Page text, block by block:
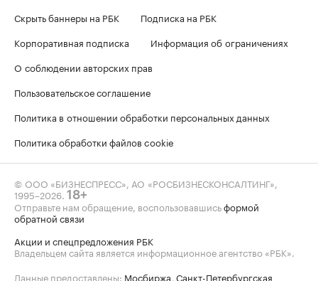
Скрыть баннеры на РБК
Подписка на РБК
Корпоративная подписка
Информация об ограничениях
О соблюдении авторских прав
Пользовательское соглашение
Политика в отношении обработки персональных данных
Политика обработки файлов cookie
© ООО «БИЗНЕСПРЕСС», АО «РОСБИЗНЕСКОНСАЛТИНГ»,
1995–2026 18+
Отправьте нам обращение, воспользовавшисьформой
обратной связи
Акции и спецпредложения РБК
Владельцем сайта является информационное агентство «РБК».
Данные предоставлены: Мосбиржа Санкт-Петербургская